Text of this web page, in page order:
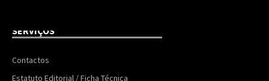
SERVIÇOS
Contactos
Estatuto Editorial / Ficha Técnica